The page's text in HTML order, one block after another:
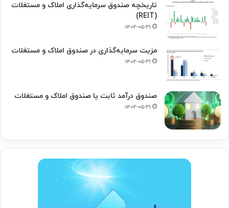
تاریخچه صندوق سرمایه‌گذاری املاک و مستغلات
(REIT)
۱۴۰۲-۰۵-۳۱
مزیت سرمایه‌گذاری در صندوق املاک و مستغلات
۱۴۰۲-۰۵-۳۱
صندوق درآمد ثابت یا صندوق املاک و مستغلات
۱۴۰۲-۰۵-۳۱